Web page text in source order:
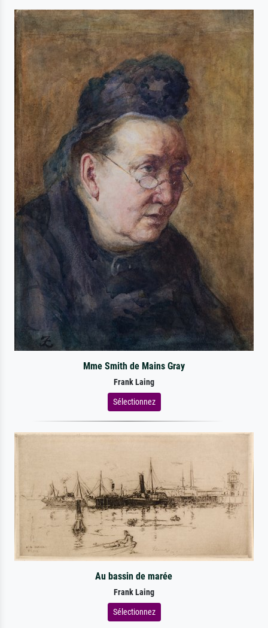
Mme Smith de Mains Gray
Frank Laing
Sélectionnez
Au bassin de marée
Frank Laing
Sélectionnez